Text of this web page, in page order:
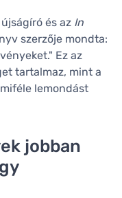
és az In
szerzője mondta:
Ez az
tartalmaz, mint a
lemondást
jobban